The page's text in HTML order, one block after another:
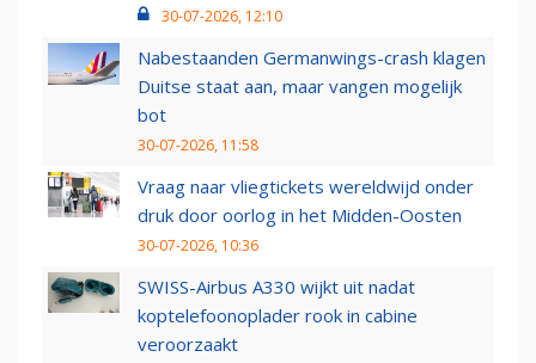
30-07-2026, 12:10
Nabestaanden Germanwings-crash klagen
Duitse staat aan, maar vangen mogelijk
bot
30-07-2026, 11:58
Vraag naar vliegtickets wereldwijd onder
druk door oorlog in het Midden-Oosten
30-07-2026, 10:36
SWISS-Airbus A330 wijkt uit nadat
koptelefoonoplader rook in cabine
veroorzaakt